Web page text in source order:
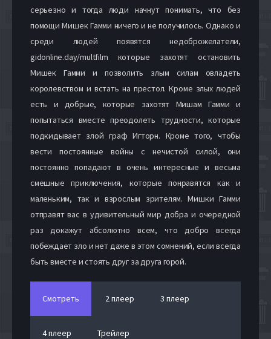
серьезно и тогда люди начнут понимать, что без
помощи Мишек Гамми ничего и не получилось. Однако и
среди людей появятся недоброжелатели,
gidonline.day/multfilm которые захотят остановить
Мишек Гамми и позволить злым силам овладеть
королевством и встать на престол. Кроме злых людей
есть и добрые, которые захотят Мишам Гамми и
попытаться вместе преодолеть трудности, которые
подкидывает злой граф Игторн. Кроме того, чтобы
вести постоянные войны с нечистой силой, они
постоянно попадают в очень интересные и весьма
смешные приключения, которые понравятся как и
маленьким, так и взрослым зрителям. Мишки Гамми
отправят вас в удивительный мир добра и очередной
раз докажут абсолютно всем, что добро всегда
побеждает зло и нет даже в этом сомнений, если всегда
быть вместе и стоять друг за друга горой.
Смотреть 2 плеер 3 плеер
4 плеер Трейлер